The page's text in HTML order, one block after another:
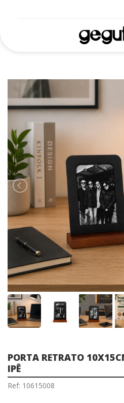
PORTA RETRATO
IPÊ
Ref: 10615008